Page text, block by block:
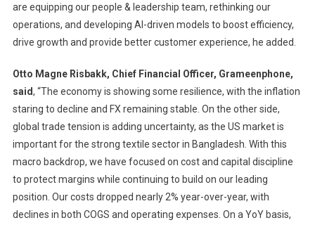
are equipping our people & leadership team, rethinking our
operations, and developing AI-driven models to boost efficiency,
drive growth and provide better customer experience, he added.
Otto Magne Risbakk, Chief Financial Officer, Grameenphone,
said, “The economy is showing some resilience, with the inflation
staring to decline and FX remaining stable. On the other side,
global trade tension is adding uncertainty, as the US market is
important for the strong textile sector in Bangladesh. With this
macro backdrop, we have focused on cost and capital discipline
to protect margins while continuing to build on our leading
position. Our costs dropped nearly 2% year-over-year, with
declines in both COGS and operating expenses. On a YoY basis,